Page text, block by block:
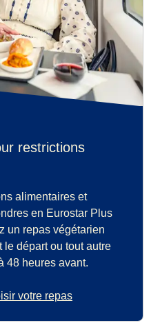
restrictions
alimentaires et
en Eurostar Plus
un repas végétarien
le départ ou tout autre
48 heures avant.
votre repas